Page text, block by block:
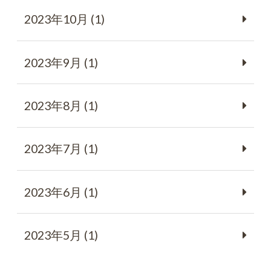
2023年10月 (1)
2023年9月 (1)
2023年8月 (1)
2023年7月 (1)
2023年6月 (1)
2023年5月 (1)